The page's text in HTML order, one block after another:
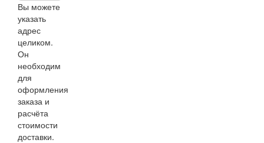
Вы можете
указать
адрес
целиком.
Он
необходим
для
оформления
заказа и
расчёта
стоимости
доставки.